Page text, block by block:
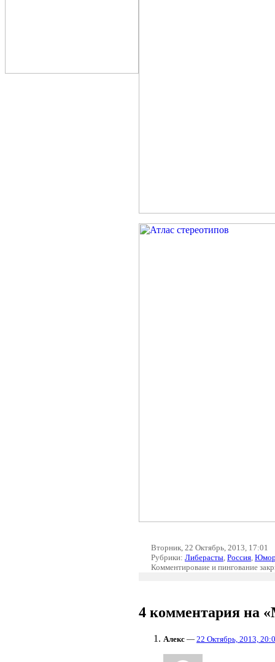
Вторник, 22 Октябрь, 2013, 17:01
Рубрики: Либерасты Россия
Комментироваие и пингование
4 комментария на
Алекс — 22 Октябрь, 2013,